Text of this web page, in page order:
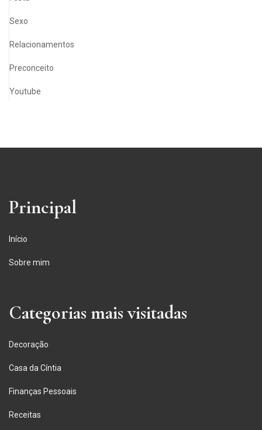
Sexo
Relacionamentos
Preconceito
Youtube
Principal
Início
Sobre mim
Categorias mais visitadas
Decoração
Casa da Cíntia
Finanças Pessoais
Receitas